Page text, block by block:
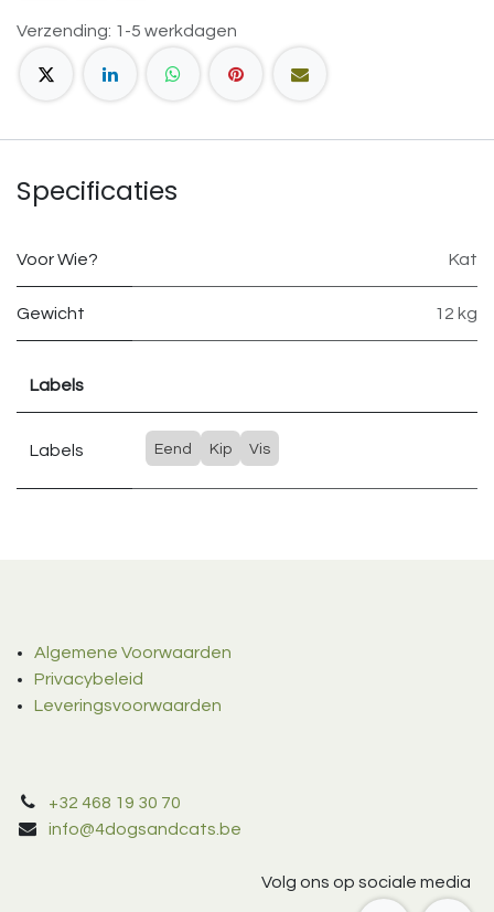
Verzending: 1-5 werkdagen
Specificaties
Voor Wie? Kat
Gewicht 12 kg
Labels
Labels Eend Kip Vis
Algemene Voorwaarden
Privacybeleid
Leveringsvoorwaarden
+32 468 19 30 70
info@4dogsandcats.be
Volg ons op sociale media